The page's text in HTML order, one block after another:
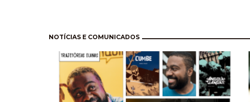
NOTÍCIAS E COMUNICADOS
Pagination